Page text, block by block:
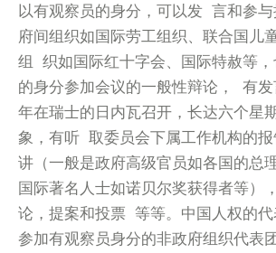
以有观察员的身分，可以发 言和参
府间组织如国际劳工组织、联合国儿
组 织如国际红十字会、国际特赦等
的身分参加会议的一般性辩论， 有
年在瑞士的日内瓦召开，长达六个星
象，有听 取委员会下属工作机构的
讲（一般是政府高级官员如各国的总
国际著名人士如诺贝尔奖获得者等）
论，提案和投票 等等。中国人权的
参加有观察员身分的非政府组织代表